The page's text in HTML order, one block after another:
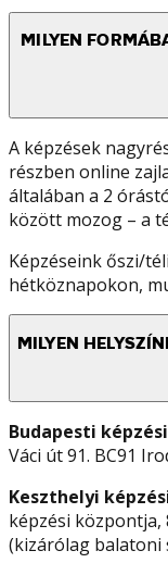
MILYEN
A képzések
részben online
általában a 2
között mozog – a
Képzéseink őszi/
hétköznapokon,
MILYEN
Budapesti
Váci út 91. BC91
Keszthelyi
képzési központja,
(kizárólag balatoni